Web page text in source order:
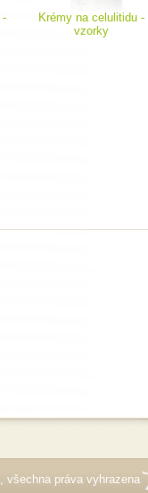
-
Krémy na celulitidu -
vzorky
všechna práva vyhrazena